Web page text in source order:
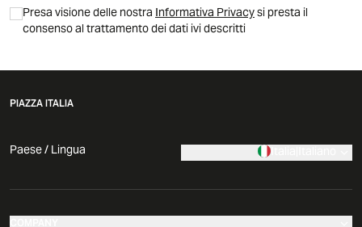
Presa visione delle nostraInformativa Privacysi presta il
consenso al trattamento dei dati ivi descritti
PIAZZA ITALIA
Paese / Lingua Italia|Italiano